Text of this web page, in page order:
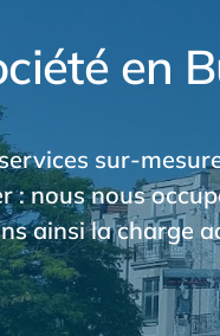
en
sur-
: nous nous
ainsi la charge